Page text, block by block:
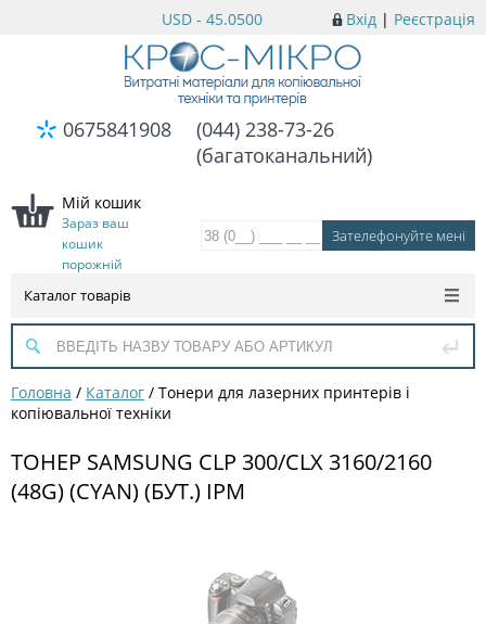
Вхід | Реєстрація
USD - 45.0500
0675841908
(044) 238-73-26
(багатоканальний)
Мій кошик
Зараз ваш
кошик
порожній
Каталог товарів
Головна / Каталог / Тонери для лазерних принтерів і
копіювальної техніки
ТОНЕР SAMSUNG CLP 300/CLX 3160/2160
(48G) (CYAN) (БУТ.) IPM